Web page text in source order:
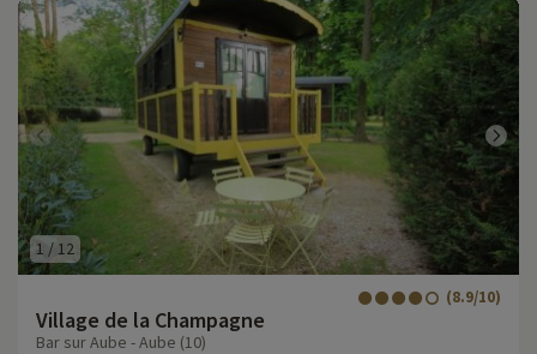
1 / 12
Village de la Champagne
(8.9/10)
Bar sur Aube - Aube (10)